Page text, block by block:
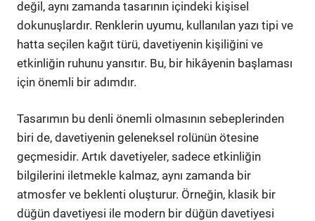
değil, aynı zamanda tasarının içindeki kişisel
dokunuşlardır. Renklerin uyumu, kullanılan yazı tipi ve
hatta seçilen kağıt türü, davetiyenin kişiliğini ve
etkinliğin ruhunu yansıtır. Bu, bir hikâyenin başlaması
için önemli bir adımdır.
Tasarımın bu denli önemli olmasının sebeplerinden
biri de, davetiyenin geleneksel rolünün ötesine
geçmesidir. Artık davetiyeler, sadece etkinliğin
bilgilerini iletmekle kalmaz, aynı zamanda bir
atmosfer ve beklenti oluşturur. Örneğin, klasik bir
düğün davetiyesi ile modern bir düğün davetiyesi